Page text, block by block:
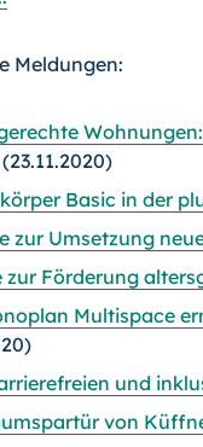
Meldungen:
(23.11.2020)
Basic in der
zur Umsetzung
Förderung
Multispace
und
von